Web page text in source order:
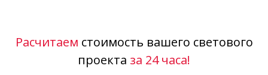
Расчитаем стоимость вашего светового
проекта за 24 часа!